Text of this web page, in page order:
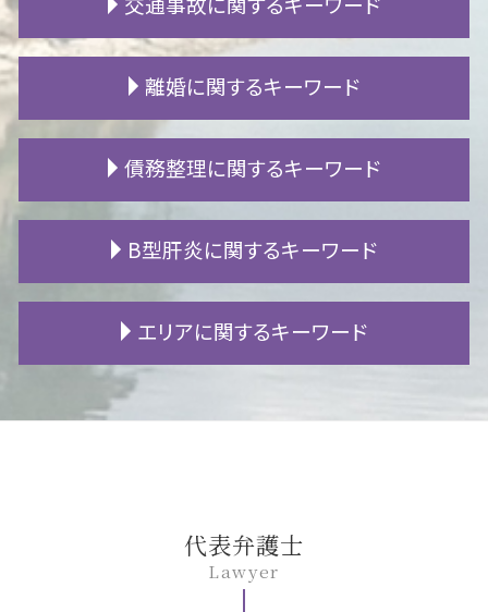
遺贈 遺留分
自筆証書遺言 要件
内縁 相続
非嫡出子 相続
遺産 使い込み
公正証書遺言 とは
遺贈 贈与税
代襲相続 範囲
成年後見人 相続
遺言書 効力
相続放棄 代襲相続
遺留分減殺請求 書き方
家賃 滞納 弁護士
不動産 売買契約 注意点
マンション トラブル
クロス 張替え 費用
引越し 退去
借地 買取
賃貸借契約 解約
賃貸契約 流れ
アパート 苦情
地代 値上げ
滞納 差し押さえ
住宅ローン 任意売却
後遺障害 逸失利益
交通事故 死亡 加害者
死亡事故 慰謝料
追突事故 過失割合
自賠責 後遺障害
高次脳機能障害 等級認定
交通事故 罰金
事故 賠償金
示談金 相場
交通事故 死亡慰謝料
後遺障害認定 期間
交通事故 休業損害
離婚に関するキーワード
養育費 強制執行
セックスレス 離婚
婚姻費用 計算
離婚 裁判費用
モラハラ 離婚
浮気 慰謝料 相場
暴力 離婚
離婚 デメリット
債務整理に関するキーワード
破産 再生 違い
借金 返済
過払い 弁護士
fx 失敗 借金
個人再生 流れ
債権 時効
民事再生 メリット
民事再生 任意整理 違い
B型肝炎に関するキーワード
B型肝炎 症状
B型肝炎 給付金 対象外
B型肝炎訴訟 和解 確率
B型肝炎 検査
B型肝炎 予防接種
エリアに関するキーワード
豊田市 離婚 相談
岡崎市 交通事故 相談
豊田市 不動産 相談
豊田市 交通事故 相談
代表弁護士
Lawyer